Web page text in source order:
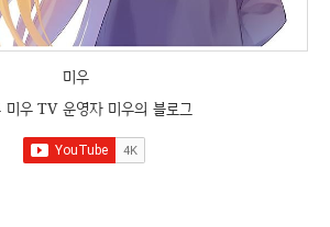
미우
미우 TV 운영자 미우의 블로그